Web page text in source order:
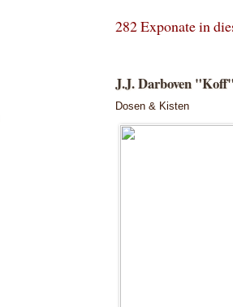
282 Exponate in
J.J. Darboven
Dosen & Kisten